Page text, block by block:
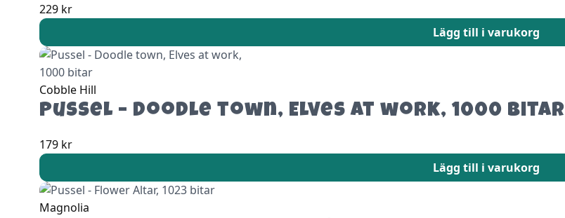
229 kr
Lägg till i varukorg
Cobble Hill
Pussel – Doodle town, Elves at work, 1000 bitar
179 kr
Lägg till i varukorg
Magnolia